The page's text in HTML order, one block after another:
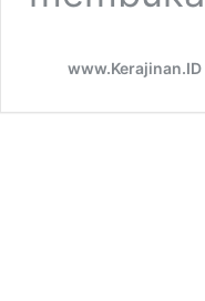
www.Kerajinan.ID